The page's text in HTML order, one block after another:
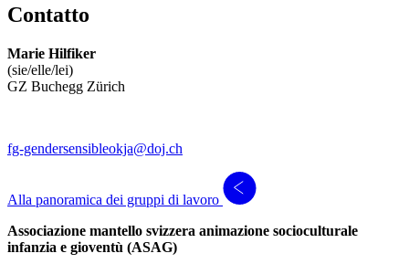
Contatto
Marie Hilfiker
(sie/elle/lei)
GZ Buchegg Zürich
fg-gendersensibleokja@doj.ch
Alla panoramica dei gruppi di lavoro
Associazione mantello svizzera animazione socioculturale
infanzia e gioventù (ASAG)